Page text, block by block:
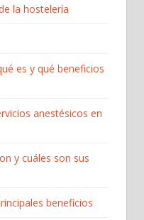
la hostelería
es y qué beneficios
anestésicos en
y cuáles son sus
beneficios